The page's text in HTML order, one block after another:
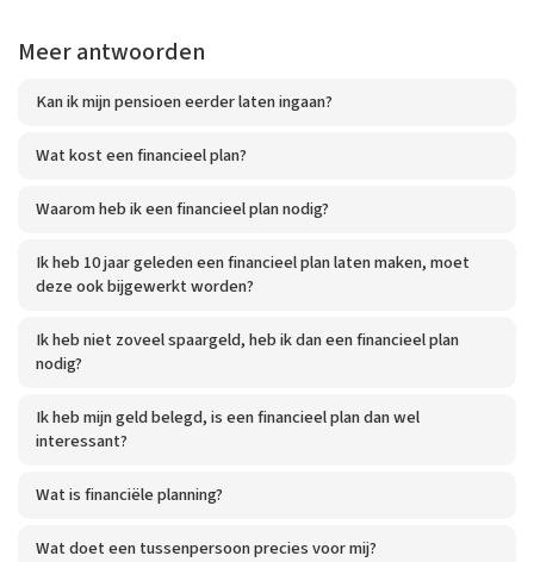
Meer antwoorden
Kan ik mijn pensioen eerder laten ingaan?
Wat kost een financieel plan?
Waarom heb ik een financieel plan nodig?
Ik heb 10 jaar geleden een financieel plan laten maken, moet
deze ook bijgewerkt worden?
Ik heb niet zoveel spaargeld, heb ik dan een financieel plan
nodig?
Ik heb mijn geld belegd, is een financieel plan dan wel
interessant?
Wat is financiële planning?
Wat doet een tussenpersoon precies voor mij?